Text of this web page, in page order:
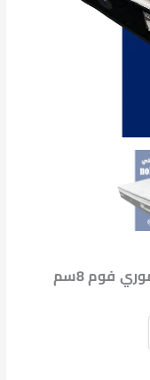
مرتبة اسبرنج اير نوبيليتي 36سم ،ميموري فوم 8سم